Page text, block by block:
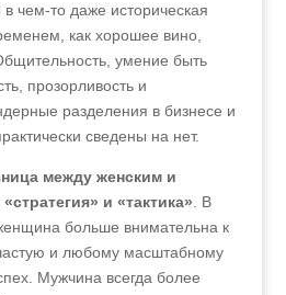
чем-то даже историческая
как хорошее вино,
умение быть
прозорливость и
разделения в бизнесе и
сведены на нет.
между женским и
и «тактика» . В
больше внимательна к
и любому масштабному
Мужчина всегда более